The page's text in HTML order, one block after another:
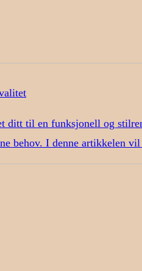
til en funksjonell og
behov. I denne artikkelen